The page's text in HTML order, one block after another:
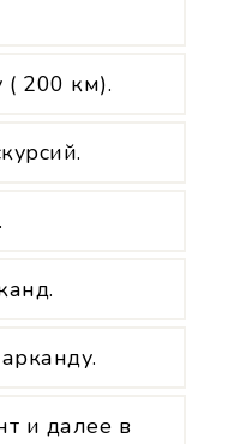
( 200 км).
и далее в